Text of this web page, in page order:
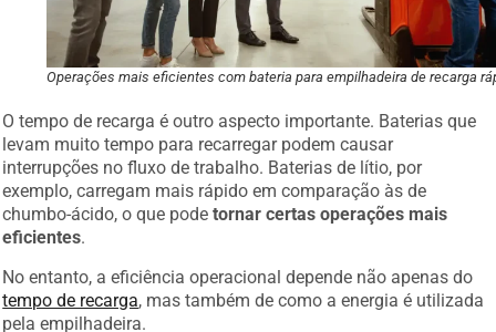
Operações mais eficientes com bateria para empilhadeira de recarga
O tempo de recarga é outro aspecto importante. Baterias que
levam muito tempo para recarregar podem causar
interrupções no fluxo de trabalho. Baterias de lítio, por
exemplo, carregam mais rápido em comparação às de
chumbo-ácido, o que podetornar certas operações mais
eficientes
No entanto, a eficiência operacional depende não apenas do
tempo de recarga , mas também de como a energia é utilizada
pela empilhadeira.